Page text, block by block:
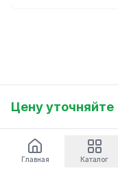
Цену уточняйте
Главная Каталог